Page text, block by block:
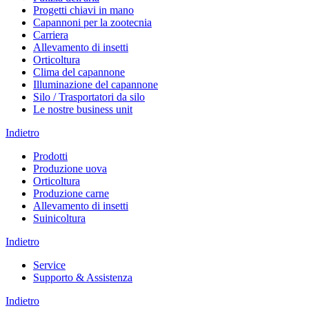
Progetti chiavi in mano
Capannoni per la zootecnia
Carriera
Allevamento di insetti
Orticoltura
Clima del capannone
Illuminazione del capannone
Silo / Trasportatori da silo
Le nostre business unit
Indietro
Prodotti
Produzione uova
Orticoltura
Produzione carne
Allevamento di insetti
Suinicoltura
Indietro
Service
Supporto & Assistenza
Indietro